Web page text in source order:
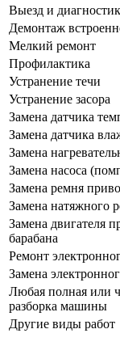
Выезд и
Демонтаж
Мелкий ремонт
Профилактика
Устранение течи
Устранение засора
Замена датчика
Замена датчика
Замена
Замена насоса
Замена ремня
Замена натяжного
Замена двигателя
барабана
Ремонт
Замена
Любая полная или
разборка машины
Другие виды работ